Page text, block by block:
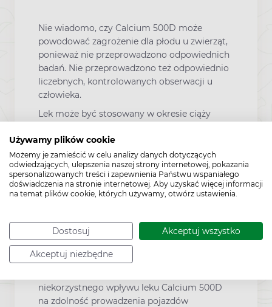
Używamy plików cookie
Możemy je zamieścić w celu analizy danych dotyczących
odwiedzających, ulepszenia naszej strony internetowej, pokazania
spersonalizowanych treści i zapewnienia Państwu wspaniałego
doświadczenia na stronie internetowej. Aby uzyskać więcej informacji
na temat plików cookie, których używamy, otwórz ustawienia.
Dostosuj Akceptuj wszystko
Akceptuj niezbędne
Nie wiadomo, czy Calcium 500D może
powodować zagrożenie dla płodu u zwierząt,
ponieważ nie przeprowadzono odpowiednich
badań. Nie przeprowadzono też odpowiednio
liczebnych, kontrolowanych obserwacji u
człowieka.
Lek może być stosowany w okresie ciąży
korzyść dla matki przeważa nad
potencjalnym zagrożeniem dla płodu.
Witaminy C i D przenikają do mleka
kobiecego, dlatego należy zachować
ostrożność podczas stosowania u kobiet
Prowadzenie pojazdów
niekorzystnego wpływu leku Calcium 500D
na zdolność prowadzenia pojazdów